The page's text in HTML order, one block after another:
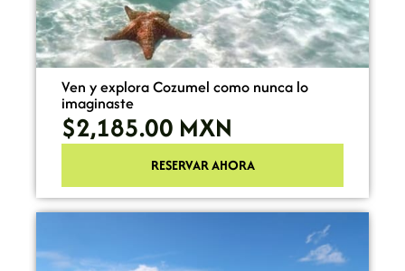
Ven y explora Cozumel como nunca lo
imaginaste
$2,185.00 MXN
RESERVAR AHORA